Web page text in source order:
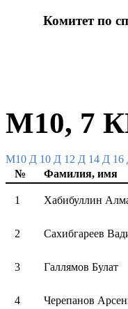
Комитет по
M10, 7
M10 Д 10 Д 12 Д 14 Д 16
№
Фамилия, имя
1 Хабибуллин
2 Сахибгареев
3 Галлямов Булат
4 Черепанов